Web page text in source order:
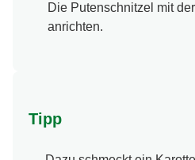
Die Putenschnitzel mit
anrichten.
Tipp